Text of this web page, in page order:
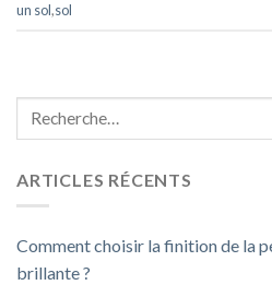
un sol,sol
ARTICLES RÉCENTS
Comment choisir la finition de la
brillante ?